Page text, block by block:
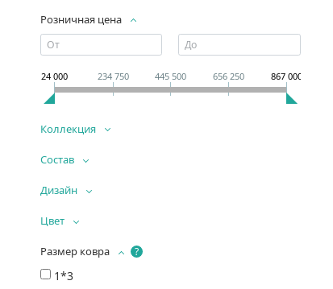
Розничная цена
24 000 234 750 445 500 656 250 867 000
Коллекция
Состав
Дизайн
Цвет
Размер ковра ?
1*3